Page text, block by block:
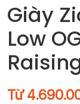
Giày
Low
Từ